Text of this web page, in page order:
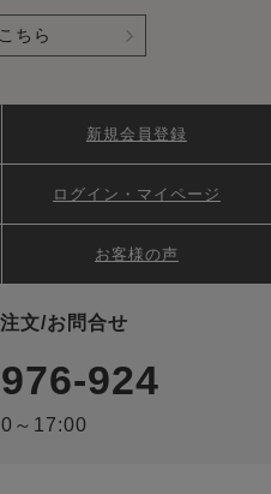
ちら
文/お問合せ
924
～17:00
新規会員登録
ログイン・マイページ
お客様の声